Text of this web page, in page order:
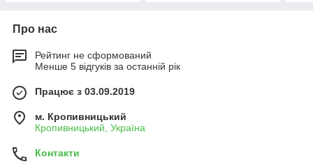
Про нас
Рейтинг не сформований
Менше 5 відгуків за останній рік
Працює з 03.09.2019
м. Кропивницький
Кропивницький, Україна
Контакти